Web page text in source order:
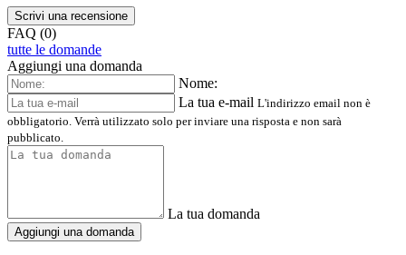
Scrivi una recensione
FAQ (0)
tutte le domande
Aggiungi una domanda
Nome:
La tua e-mail L'indirizzo email non è
obbligatorio. Verrà utilizzato solo per inviare una risposta e non sarà
pubblicato.
La tua domanda
Aggiungi una domanda